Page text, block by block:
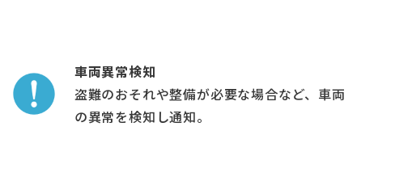
車両異常検知
盗難のおそれや整備が必要な場合など、車両
の異常を検知し通知。